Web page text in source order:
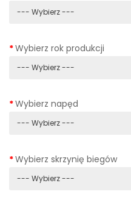
Wybierz rok produkcji
Wybierz napęd
Wybierz skrzynię biegów